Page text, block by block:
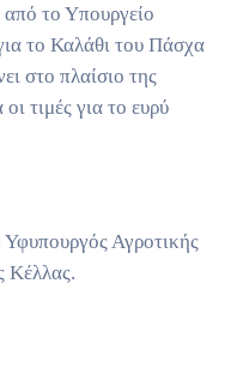
το Υπουργείο
το Καλάθι του Πάσχα
στο πλαίσιο της
τιμές για το ευρύ
Υφυπουργός Αγροτικής
Κέλλας.